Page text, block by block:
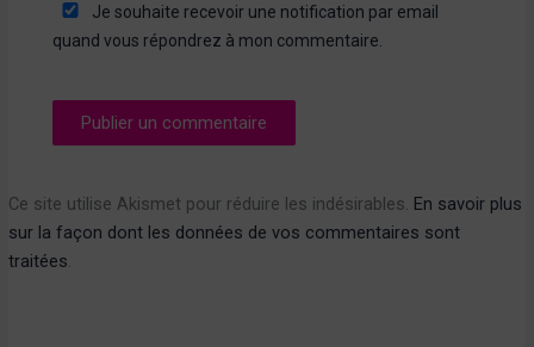
Je souhaite recevoir une notification par email
quand vous répondrez à mon commentaire.
Ce site utilise Akismet pour réduire les indésirables. En savoir plus
sur la façon dont les données de vos commentaires sont
traitées.